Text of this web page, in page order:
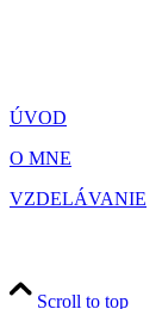
ÚVOD
O MNE
VZDELÁVANIE
Scroll to top